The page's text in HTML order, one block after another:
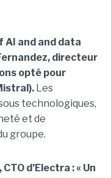
AI and and data
directeur
opté pour
Les
technologiques,
et de
groupe.
d’Electra : « Un